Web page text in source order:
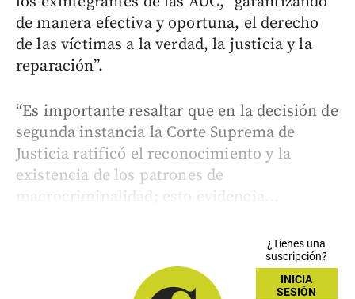
de manera efectiva y oportuna, el derecho
de las víctimas a la verdad, la justicia y la
reparación”.
“Es importante resaltar que en la decisión de
segunda instancia la Corte Suprema de
Justicia ratificó el reconocimiento y la
existencia de los patrones de
macrocriminalidad; esto evidencia...
¿Tienes una
suscripción?
INICIA
SESIÓN